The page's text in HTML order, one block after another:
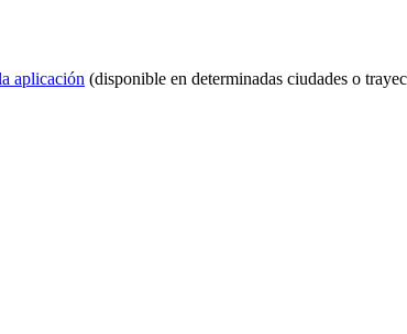
aplicación (disponible en determinadas ciudades o